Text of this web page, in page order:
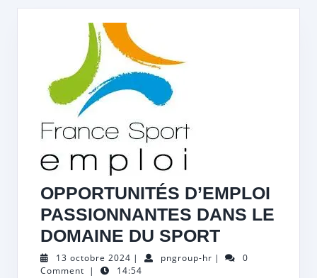
OPPORTUNITÉS D’EMPLOI
PASSIONNANTES DANS LE
DOMAINE DU SPORT
D’EMPLOI
13 octobre 2024 13
octobre
| pngroup-hrpngroup-
|
0
Comment | 14:54